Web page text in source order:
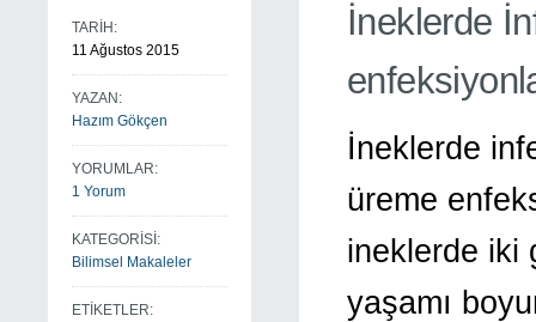
TARİH:
11 Ağustos 2015
YAZAN:
Hazım Gökçen
YORUMLAR:
1 Yorum
KATEGORİSİ:
Bilimsel Makaleler
ETİKETLER:
İneklerde
İneklerde
üreme
ineklerde iki
yaşamı